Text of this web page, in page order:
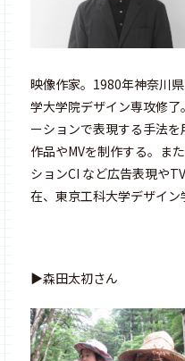
映像作家。1980年神奈川
学大学院デザイン専攻修
ーションで表現する手法
作品やMVを制作する。ま
ションCI など広告表現や
在、東京工科大学デザイン
▶︎森田太初さん